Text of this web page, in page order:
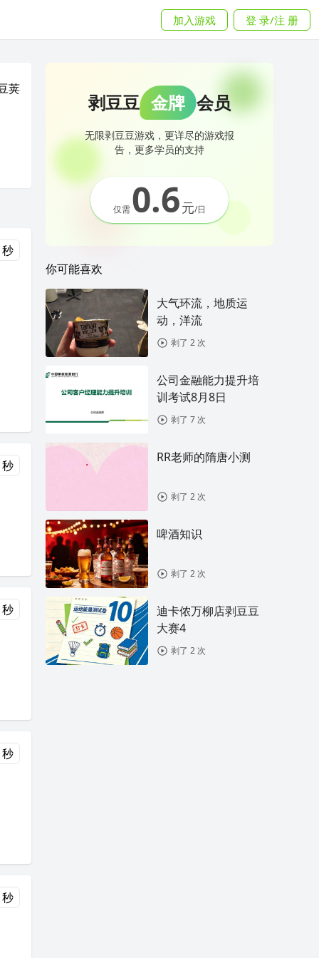
加入游戏 登 录/注 册
荚
剥豆豆 金牌 会员
无限剥豆豆游戏，更详尽的游戏报
告，更多学员的支持
仅需0.6元/日
你可能喜欢
大气环流，地质运
动，洋流
剥了 2 次
公司金融能力提升培
训考试8月8日
剥了 7 次
RR老师的隋唐小测
剥了 2 次
啤酒知识
剥了 2 次
迪卡侬万柳店剥豆豆
大赛4
剥了 2 次